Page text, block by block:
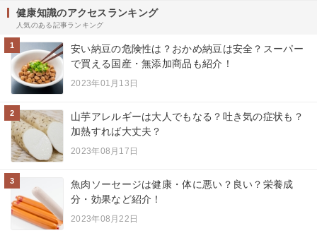
健康知識のアクセスランキング
人気のある記事ランキング
1
安い納豆の危険性は？おかめ納豆は安全？スーパー
で買える国産・無添加商品も紹介！
2023年01月13日
2
山芋アレルギーは大人でもなる？吐き気の症状も？
加熱すれば大丈夫？
2023年08月17日
3
魚肉ソーセージは健康・体に悪い？良い？栄養成
分・効果など紹介！
2023年08月22日